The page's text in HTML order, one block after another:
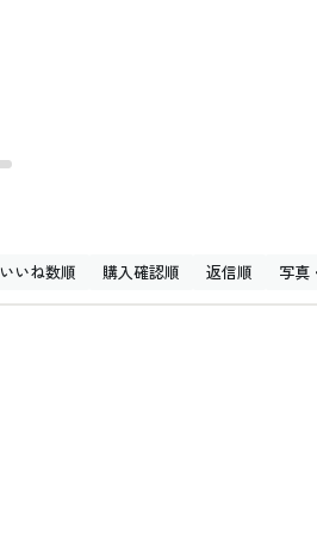
いいね数順 購入確認順 返信順 写真